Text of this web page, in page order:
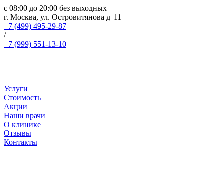
с 08:00 до 20:00 без выходных
г. Москва, ул. Островитянова д. 11
+7 (499) 495-29-87
/
+7 (999) 551-13-10
Услуги
Стоимость
Акции
Наши врачи
О клинике
Отзывы
Контакты